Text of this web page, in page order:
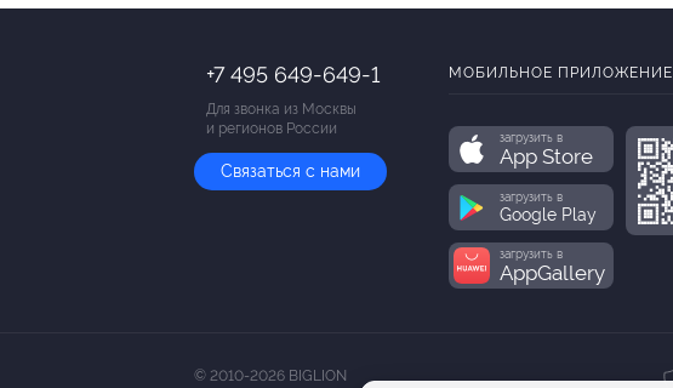
+7 495 649-649-1
Для звонка из Москвы
и регионов России
Связаться с нами
МОБИЛЬНОЕ ПРИЛОЖЕНИЕ
загрузить в
App Store
загрузить в
Google Play
загрузить в
AppGallery
© 2010-2026 BIGLION